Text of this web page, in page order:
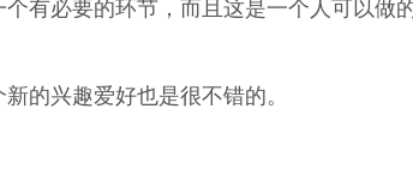
有必要的环节，而且这是一个人可以做
的兴趣爱好也是很不错的。